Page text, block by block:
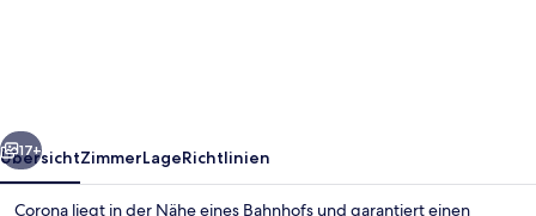
Weiter
17+
ÜbersichtZimmerLageRichtlinien
Corona liegt in der Nähe eines Bahnhofs und garantiert einen